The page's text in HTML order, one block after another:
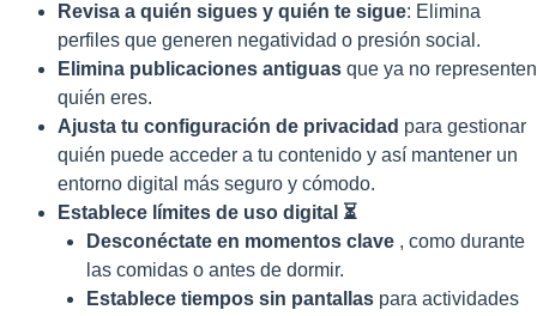
Revisa a quién sigues y quién te sigue: Elimina
perfiles que generen negatividad o presión social.
Elimina publicaciones antiguas que ya no representen
quién eres.
Ajusta tu configuración de privacidad para gestionar
quién puede acceder a tu contenido y así mantener un
entorno digital más seguro y cómodo.
Establece límites de uso digital ⏳
Desconéctate en momentos clave , como durante
las comidas o antes de dormir.
Establece tiempos sin pantallas para actividades